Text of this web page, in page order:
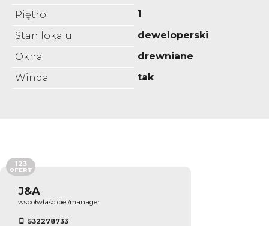
Piętro
1
Stan lokalu
deweloperski
Okna
drewniane
Winda
tak
J&A
wspołwłaściciel/manager
532278733
123
OFERT